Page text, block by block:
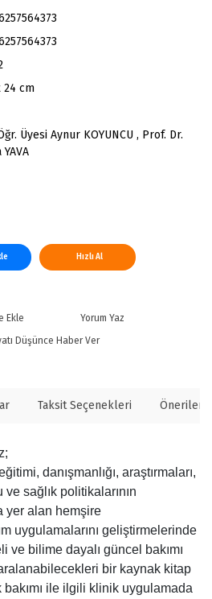
24 cm
Üyesi Aynur KOYUNCU , Prof. Dr.
Hızlı Al
Yorum Yaz
Düşünce Haber Ver
Taksit Seçenekleri
danışmanlığı, araştırmaları,
sağlık politikalarının
yer alan hemşire
uygulamalarını geliştirmelerinde
ve bilime dayalı güncel bakımı
bir kaynak kitap
bakımı ile ilgili klinik uygulamada